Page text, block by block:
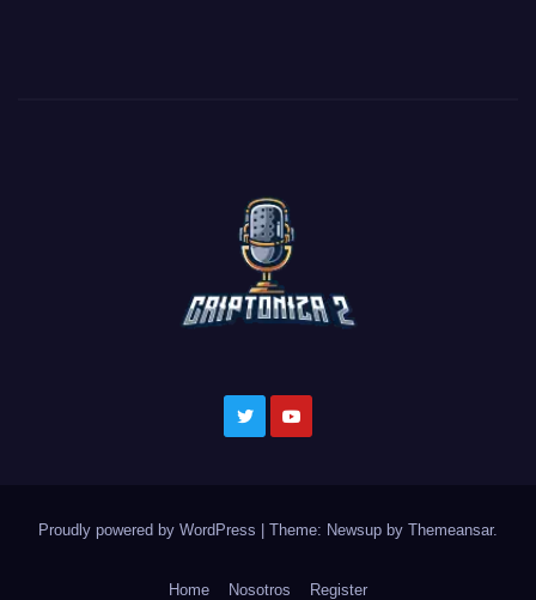
Proudly powered by WordPress | Theme: Newsup by Themeansar.
Home Nosotros Register